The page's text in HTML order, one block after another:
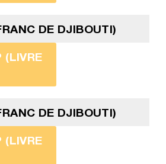
DE DJIBOUTI)
(LIVRE
DE DJIBOUTI)
(LIVRE